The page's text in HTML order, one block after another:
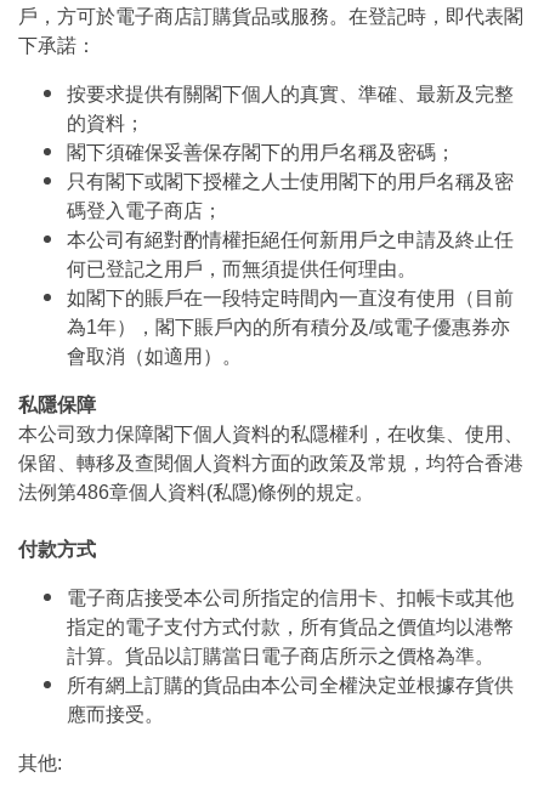
戶，方可於電子商店訂購貨品或服務。在登記時，即代表閣
下承諾：
按要求提供有關閣下個人的真實、準確、最新及完整
的資料；
閣下須確保妥善保存閣下的用戶名稱及密碼；
只有閣下或閣下授權之人士使用閣下的用戶名稱及密
碼登入電子商店；
本公司有絕對酌情權拒絕任何新用戶之申請及終止任
何已登記之用戶，而無須提供任何理由。
如閣下的賬戶在一段特定時間內一直沒有使用（目前
為1年），閣下賬戶內的所有積分及/或電子優惠券亦
會取消（如適用）。
私隱保障
本公司致力保障閣下個人資料的私隱權利，在收集、使用、
保留、轉移及查閱個人資料方面的政策及常規，均符合香港
法例第486章個人資料(私隱)條例的規定。
付款方式
電子商店接受本公司所指定的信用卡、扣帳卡或其他
指定的電子支付方式付款，所有貨品之價值均以港幣
計算。貨品以訂購當日電子商店所示之價格為準。
所有網上訂購的貨品由本公司全權決定並根據存貨供
應而接受。
其他: